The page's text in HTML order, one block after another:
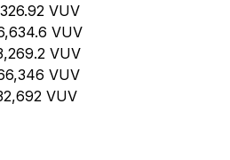
VUV
VUV
VUV
VUV
VUV